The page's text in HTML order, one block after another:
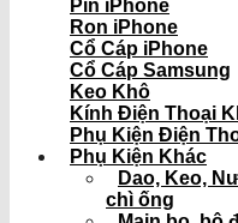
Pin iPhone
Ron iPhone
Cổ Cáp iPhone
Cổ Cáp Samsung
Keo Khô
Kính Điện Thoại
Phụ Kiện Điện
Phụ Kiện Khác
Dao, Keo,
chì ống